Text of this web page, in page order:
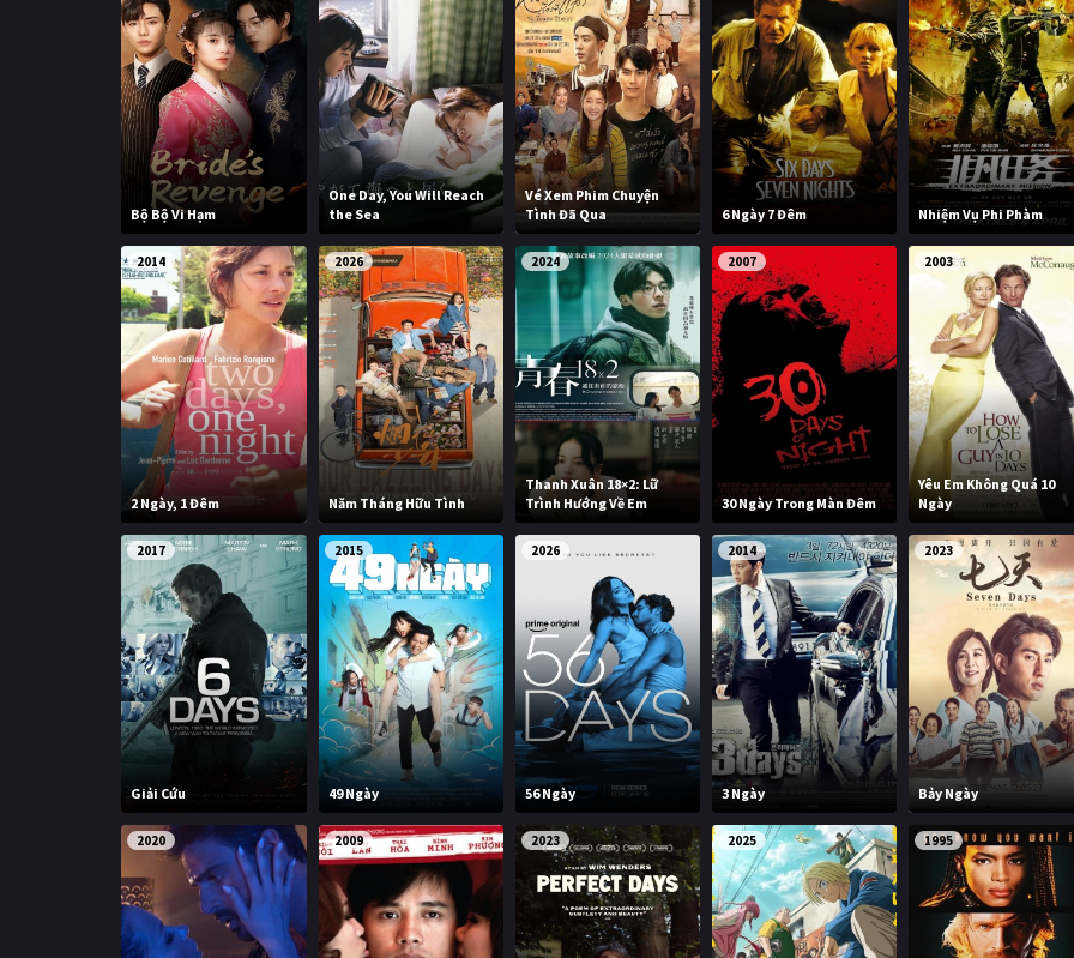
Bộ Bộ Vi Hạm
One Day, You Will Reach
the Sea
Vé Xem Phim Chuyện
Tình Đã Qua
6 Ngày 7 Đêm Nhiệm Vụ Phi Phàm
2014
2 Ngày, 1 Đêm
2026
Năm Tháng Hữu Tình
2024
Thanh Xuân 18×2: Lữ
Trình Hướng Về Em
2007
30 Ngày Trong Màn Đêm
2003
Yêu Em Không Quá 10
Ngày
2017
Giải Cứu
2015
49 Ngày
2026
56 Ngày
2014
3 Ngày
2023
Bảy Ngày
2020 2009 2023 2025 1995